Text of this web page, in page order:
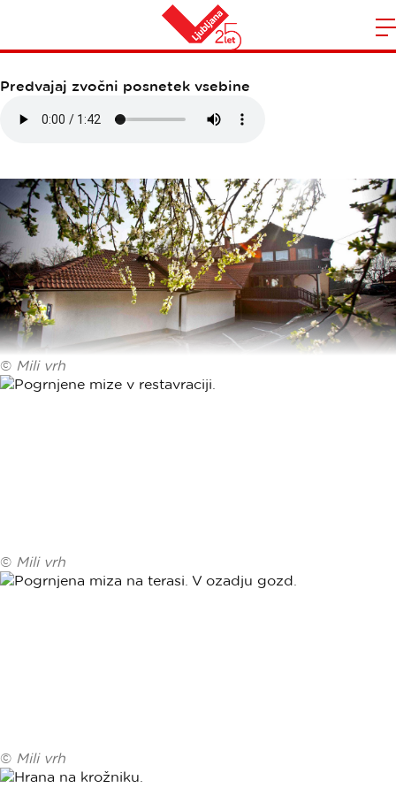
Domov
GOSTILNA MILI VRH
Predvajaj zvočni posnetek vsebine
© Mili vrh
© Mili vrh
© Mili vrh